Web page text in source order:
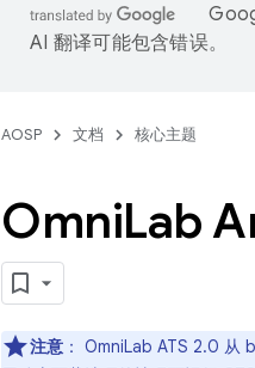
AI 翻译可能包含错误。
AOSP 文档 核心主题
OmniLab
注意 ： OmniLab ATS 2.0 从